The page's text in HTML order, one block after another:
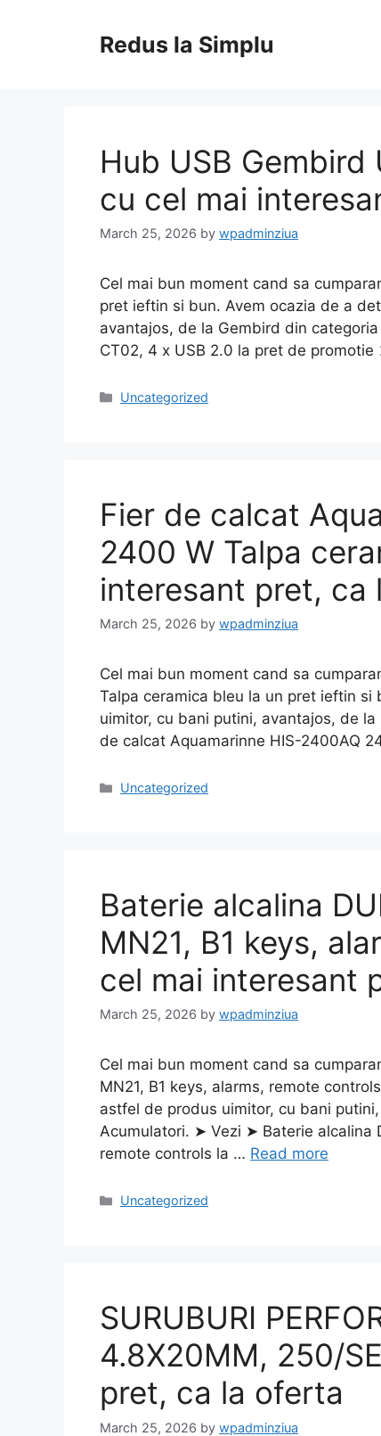
Redus la Simplu
Hub USB
cu cel mai
March 25, 2026 by wpadminziua
Cel mai bun moment cand sa
pret ieftin si bun. Avem ocazia de a
avantajos, de la Gembird din
CT02, 4 x USB 2.0 la pret de
Categories
Uncategorized
Fier de calcat
2400 W Talpa
interesant pret, ca
March 25, 2026 by wpadminziua
Cel mai bun moment cand sa
Talpa ceramica bleu la un pret ieftin
uimitor, cu bani putini, avantajos, de
de calcat Aquamarinne HIS-2400AQ
Categories
Uncategorized
Baterie alcalina
MN21, B1 keys,
cel mai interesant
March 25, 2026 by wpadminziua
Cel mai bun moment cand sa
MN21, B1 keys, alarms, remote
astfel de produs uimitor, cu bani
Acumulatori. ➤ Vezi ➤ Baterie alcalina
remote controls la … Read more
Categories
Uncategorized
SURUBURI
4.8X20MM, 250/
pret, ca la oferta
March 25, 2026 by wpadminziua